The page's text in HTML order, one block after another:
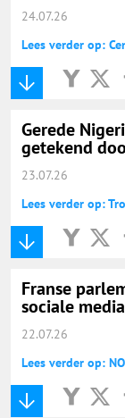
24.07.26
Lees verder op:
Gerede
getekend
23.07.26
Lees verder op:
Franse
sociale
22.07.26
Lees verder op: